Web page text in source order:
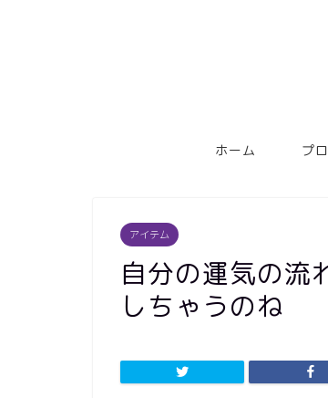
ホーム プ
アイテム
自分の運気の流
しちゃうのね